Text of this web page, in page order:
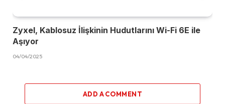
Zyxel, Kablosuz İlişkinin Hudutlarını Wi-Fi 6E ile
Aşıyor
04/04/2025
ADD A COMMENT